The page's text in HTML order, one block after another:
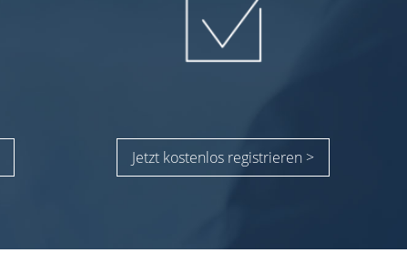
Jetzt kostenlos registrieren >